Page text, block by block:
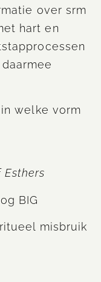
over srm
hart en
welke vorm
Esthers
BIG
misbruik